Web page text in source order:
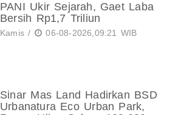
PANI Ukir Sejarah, Gaet Laba
Bersih Rp1,7 Triliun
Kamis / 06-08-2026,09:21 WIB
Sinar Mas Land Hadirkan BSD
Urbanatura Eco Urban Park,